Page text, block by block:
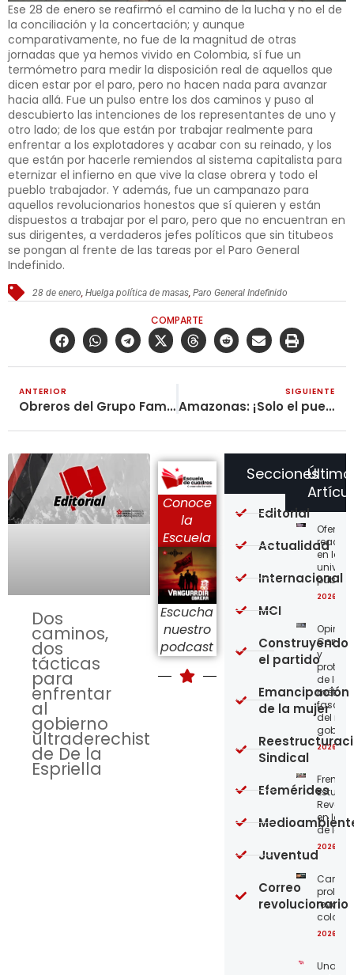
Ese 28 de enero se reafirmó el camino de la lucha y no el de
la conciliación y la concertación; y aunque
comparativamente, no fue de la magnitud de otras
jornadas que ya hemos vivido en Colombia, sí fue un
termómetro para medir la disposición real de aquellos que
dicen estar por el paro, pero no hacen nada para avanzar
hacia allá. Fue un pulso entre los dos caminos y puso al
descubierto las intenciones de los representantes de uno y
otro lado; de los que están por trabajar realmente para
enfrentar a los explotadores y acabar con su reinado, y los
que están por hacerle remiendos al sistema capitalista para
eternizar el infierno en que vive la clase obrera y todo el
pueblo trabajador. Y además, fue un campanazo para
aquellos revolucionarios honestos que sí quieren y están
dispuestos a trabajar por el paro, pero que no encuentran en
sus dirigentes, a verdaderos jefes políticos que sin titubeos
se pongan al frente de las tareas por el Paro General
Indefinido.
28 de enero ,Huelga política de masas ,Paro General Indefinido
COMPARTE
ANTERIOR
Obreros del Grupo Familia: ¡De Pie y Combatiendo!
SIGUIENTE
Amazonas: ¡Solo el pueblo salva al pueblo!
Dos
caminos,
dos
tácticas
para
enfrentar
al
gobierno
ultraderechista
de De la
Espriella
Conoce
la
Escuela
Escucha
nuestro
podcast
en las
2026-
y
de los
del
2026-
Frente
en la
de los
2026-
Carta
2026-
Secciones
Editorial
Actualidad
Internacional
MCI
Construyendo
el partido
Emancipación
de la mujer
Sindical
Efemérides
Juventud
Correo
revolucionario